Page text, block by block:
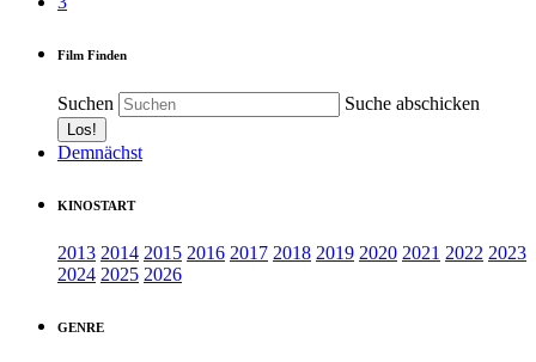
Film Finden
Suchen Suche abschicken
Demnächst
KINOSTART
2013 2014 2015 2016 2017 2018 2019 2020 2021 2022 2023
2024 2025 2026
GENRE